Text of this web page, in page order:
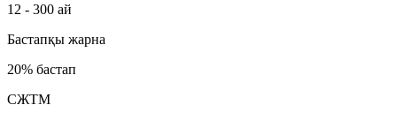
12 - 300 ай
Бастапқы жарна
20% бастап
СЖТМ